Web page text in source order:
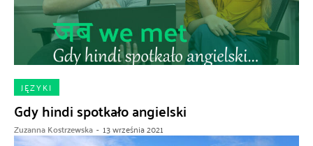
JĘZYKI
Gdy hindi spotkało angielski
Zuzanna Kostrzewska - 13 września 2021